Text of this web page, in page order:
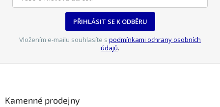
ý
p
i
s
u
PŘIHLÁSIT SE K ODBĚRU
Vložením e-mailu souhlasíte s podmínkami ochrany osobních
údajů.
Kamenné prodejny